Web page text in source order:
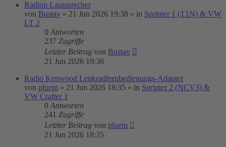
Radion Lautsprecher
von Bustav » 21 Jun 2026 19:38 » in Sprinter 1 (T1N) & VW
LT 2
0 Antworten
237 Zugriffe
Letzter Beitrag von Bustav
21 Jun 2026 19:38
Radio Kenwood Lenkradfernbedienungs-Adapter
von pluem » 21 Jun 2026 18:35 » in Sprinter 2 (NCV3) &
VW Crafter 1
0 Antworten
241 Zugriffe
Letzter Beitrag von pluem
21 Jun 2026 18:35